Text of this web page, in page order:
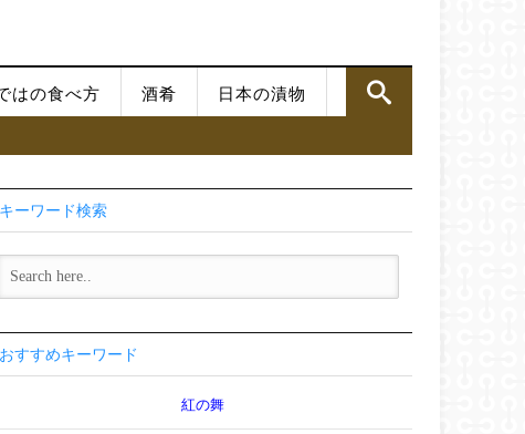
はの食べ方 酒肴 日本の漬物
キーワード検索
おすすめキーワード
紅の舞